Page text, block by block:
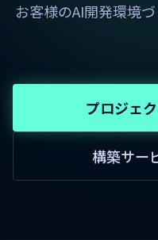
お客様のAI開発環境
プロジェ
構築サー